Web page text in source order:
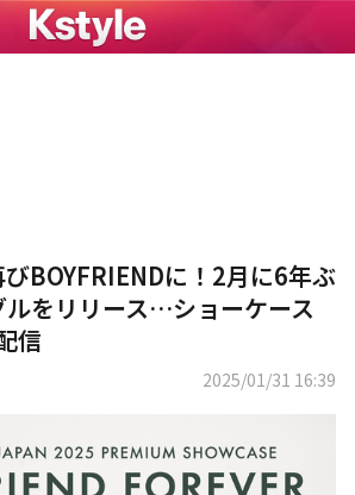
BOYFRIENDに！2月に6年ぶ
ルをリリース…ショーケース
信
2025/01/31 16:39